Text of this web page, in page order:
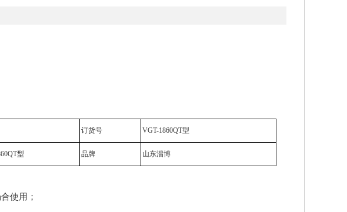
订货号 VGT-1860QT型
型 品牌 山东淄博
使用；